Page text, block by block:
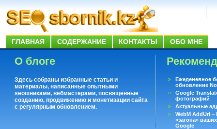
ГЛАВНАЯ СОДЕРЖАНИЕ КОНТАКТЫ ОБО МНЕ
О блоге
Здесь собраны избранные статьи и
материалы, написанные опытными
seoшниками, вебмастерами, посвященные
созданию, продвижению и монетизации сайта
с регулярным обновлением.
Ежеденевное
обновление
Google
фотографий
Актуальные
WebM AddUrl
«загона»
Google